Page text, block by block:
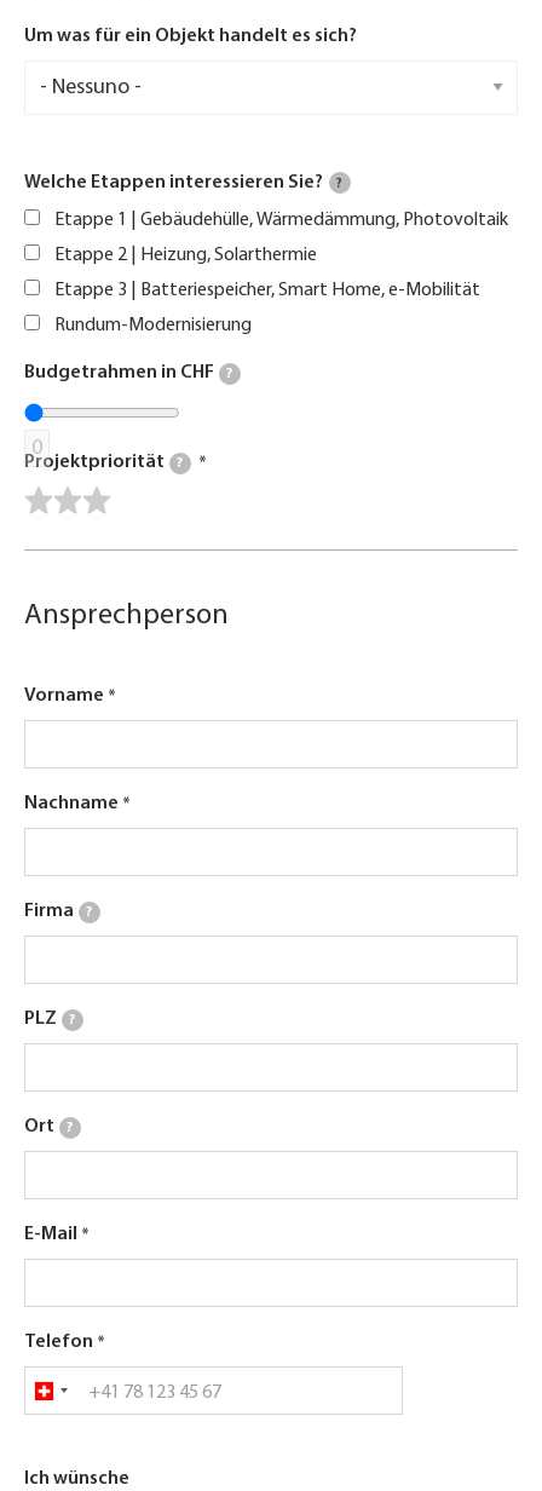
Um was für ein Objekt handelt es sich?
Welche Etappen interessieren Sie? ?
Etappe 1 | Gebäudehülle, Wärmedämmung, Photovoltaik
Etappe 2 | Heizung, Solarthermie
Etappe 3 | Batteriespeicher, Smart Home, e-Mobilität
Rundum-Modernisierung
Budgetrahmen in CHF ?
0
Projektpriorität ?
Ansprechperson
Vorname
Nachname
Firma ?
PLZ ?
Ort ?
E-Mail
Telefon
Ich wünsche